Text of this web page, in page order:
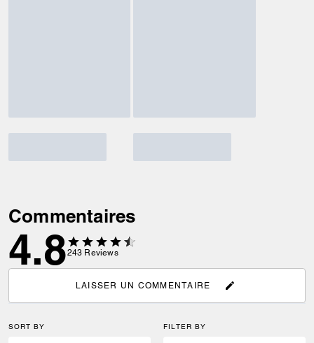
Commentaires
4.8243 Reviews
LAISSER UN COMMENTAIRE
SORT BY FILTER BY